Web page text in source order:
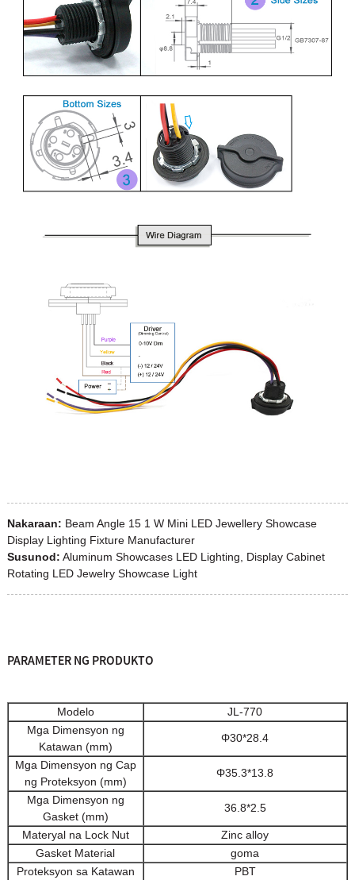
Nakaraan: Beam Angle 15 1 W Mini LED Jewellery Showcase
Display Lighting Fixture Manufacturer
Susunod: Aluminum Showcases LED Lighting, Display Cabinet
Rotating LED Jewelry Showcase Light
PARAMETER NG PRODUKTO
Modelo
JL-770
Mga Dimensyon ng
Katawan (mm)
Φ30*28.4
Mga Dimensyon ng Cap
ng Proteksyon (mm)
Φ35.3*13.8
Mga Dimensyon ng
Gasket (mm)
36.8*2.5
Materyal na Lock Nut
Zinc alloy
Gasket Material
goma
Proteksyon sa Katawan
PBT